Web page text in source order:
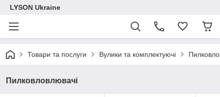
LYSON Ukraine
Товари та послуги Вулики та комплектуючі
Пилковловлювачі